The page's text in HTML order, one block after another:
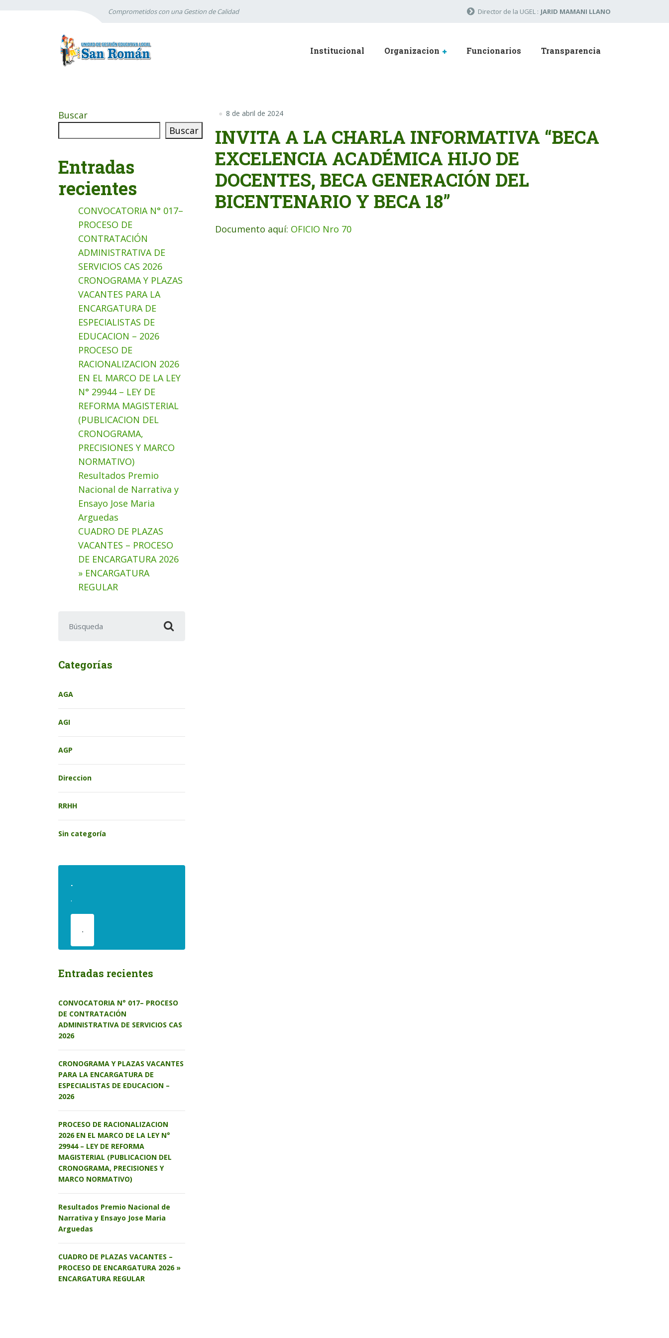
Comprometidos con una Gestion de Calidad Director de la UGEL : JARID MAMANI LLANO
Institucional Organizacion Funcionarios Transparencia
8 de abril de 2024
INVITA A LA CHARLA INFORMATIVA “BECA
EXCELENCIA ACADÉMICA HIJO DE
DOCENTES, BECA GENERACIÓN DEL
BICENTENARIO Y BECA 18”
Documento aquí: OFICIO Nro 70
Buscar
Buscar
Entradas
recientes
CONVOCATORIA N° 017–
PROCESO DE
CONTRATACIÓN
ADMINISTRATIVA DE
SERVICIOS CAS 2026
CRONOGRAMA Y PLAZAS
VACANTES PARA LA
ENCARGATURA DE
ESPECIALISTAS DE
EDUCACION – 2026
PROCESO DE
RACIONALIZACION 2026
EN EL MARCO DE LA LEY
N° 29944 – LEY DE
REFORMA MAGISTERIAL
(PUBLICACION DEL
CRONOGRAMA,
PRECISIONES Y MARCO
NORMATIVO)
Resultados Premio
Nacional de Narrativa y
Ensayo Jose Maria
Arguedas
CUADRO DE PLAZAS
VACANTES – PROCESO
DE ENCARGATURA 2026
» ENCARGATURA
REGULAR
Categorías
AGA
AGI
AGP
Direccion
RRHH
Sin categoría
.
.
.
Entradas recientes
CONVOCATORIA N° 017– PROCESO
DE CONTRATACIÓN
ADMINISTRATIVA DE SERVICIOS CAS
2026
CRONOGRAMA Y PLAZAS VACANTES
PARA LA ENCARGATURA DE
ESPECIALISTAS DE EDUCACION –
2026
PROCESO DE RACIONALIZACION
2026 EN EL MARCO DE LA LEY N°
29944 – LEY DE REFORMA
MAGISTERIAL (PUBLICACION DEL
CRONOGRAMA, PRECISIONES Y
MARCO NORMATIVO)
Resultados Premio Nacional de
Narrativa y Ensayo Jose Maria
Arguedas
CUADRO DE PLAZAS VACANTES –
PROCESO DE ENCARGATURA 2026 »
ENCARGATURA REGULAR